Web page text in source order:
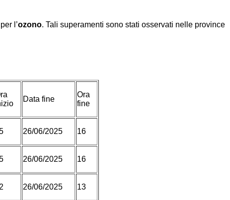
l’ozono. Tali superamenti sono stati osservati nelle province
Data fine
Ora
fine
26/06/2025 16
26/06/2025 16
26/06/2025 13